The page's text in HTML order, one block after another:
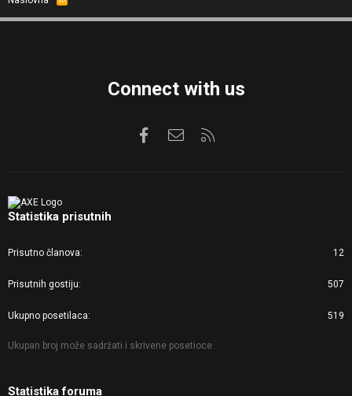
S
Connect with us
FacebookKontaktirajte nas
Statistika prisutnih
Prisutno članova 12
Prisutnih gostiju 507
Ukupno posetilaca 519
Ukupan broj može sadržati i skrivene posetioce.
Statistika foruma